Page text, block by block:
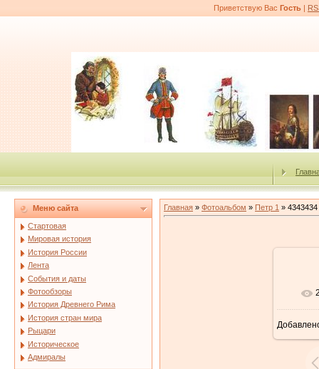
Приветствую Вас Гость |
Меню сайта
Стартовая
Мировая история
История России
Лента
События и даты
Фотообзоры
История Древнего Рима
История стран мира
Рыцари
Историческое
Адмиралы
Главная » Фотоальбом » Петр 1 » 4343434